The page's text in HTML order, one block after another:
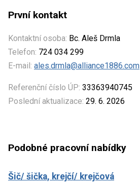
První kontakt
Kontaktní osoba: Bc. Aleš Drmla
Telefon: 724 034 299
E-mail: ales.drmla@alliance1886.com
Referenční číslo ÚP: 33363940745
Poslední aktualizace: 29. 6. 2026
Podobné pracovní nabídky
Šič/ šička, krejčí/ krejčová